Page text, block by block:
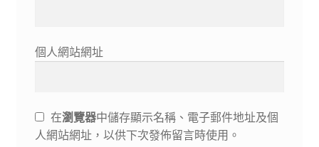
個人網站網址
在瀏覽器中儲存顯示名稱、電子郵件地址及個
人網站網址，以供下次發佈留言時使用。